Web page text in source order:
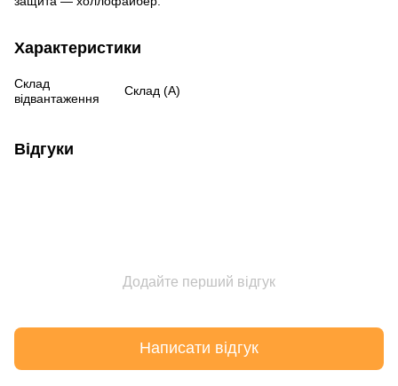
Характеристики
Склад
відвантаження
Склад (А)
Відгуки
Додайте перший відгук
Написати відгук